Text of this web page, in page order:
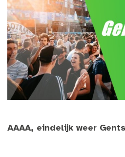
AAAA, eindelijk weer